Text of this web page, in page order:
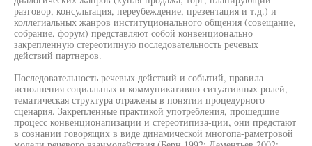
разговор, консультация, переубеждение, презентация и т.д.) и
коллегиальных жанров институционального общения (совещание,
собрание, форум) представляют собой конвенционально
закрепленную стереотипную последовательность речевых
действий партнеров.
Последовательность речевых действий и событий, правила
исполнения социальных и коммуникативно-ситуативных ролей,
тематическая структура отражены в понятии процедурного
сценария. Закрепленные практикой употребления, прошедшие
процесс конвенционапизации и стереотипиза-ции, они предстают
в сознании говорящих в виде динамической многопа-раметровой